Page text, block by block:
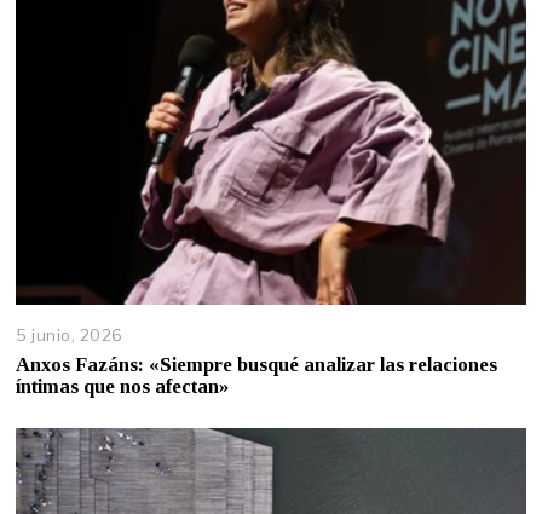
5 junio, 2026
Anxos Fazáns: «Siempre busqué analizar las relaciones
íntimas que nos afectan»